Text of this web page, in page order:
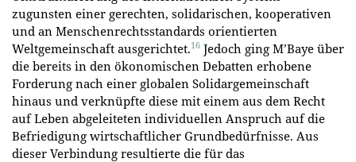
zugunsten einer gerechten, solidarischen, kooperativen
und an Menschenrechtsstandards orientierten
Weltgemeinschaft ausgerichtet.16 Jedoch ging M’Baye über
die bereits in den ökonomischen Debatten erhobene
Forderung nach einer globalen Solidargemeinschaft
hinaus und verknüpfte diese mit einem aus dem Recht
auf Leben abgeleiteten individuellen Anspruch auf die
Befriedigung wirtschaftlicher Grundbedürfnisse. Aus
dieser Verbindung resultierte die für das